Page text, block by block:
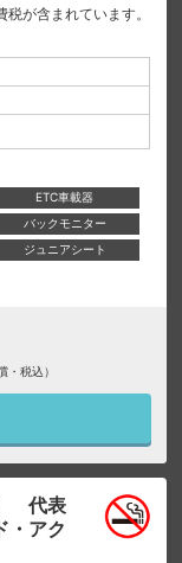
が含まれています。
ETC車載器
バックモニター
ジュニアシート
税込）
代表
・アク